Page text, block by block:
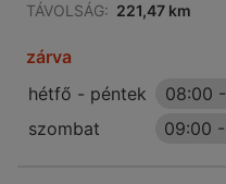
TÁVOLSÁG: 221,47 km
zárva
hétfő - péntek
08:00 -
szombat
09:00 -